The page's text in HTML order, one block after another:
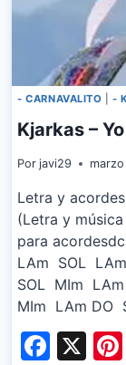
- CARNAVALITO |-
Kjarkas –
Por javi29
Letra y
(Letra y
para
LAm SOL
SOL MIm
MIm LAm
X